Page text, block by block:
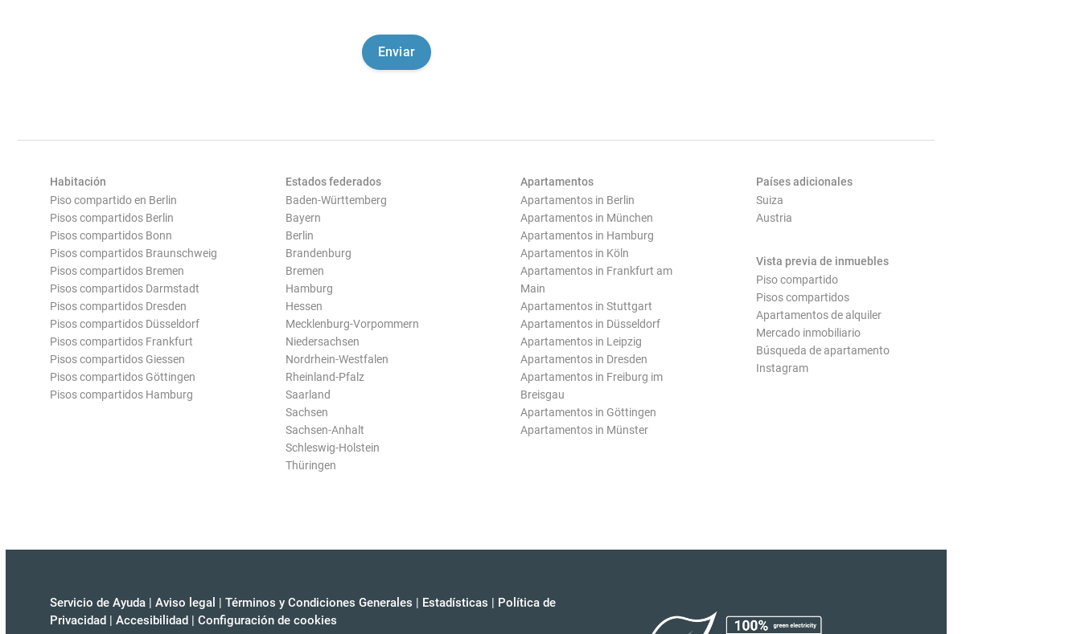
Habitación
Piso compartido en Berlin
Pisos compartidos Berlin
Pisos compartidos Bonn
Pisos compartidos Braunschweig
Pisos compartidos Bremen
Pisos compartidos Darmstadt
Pisos compartidos Dresden
Pisos compartidos Düsseldorf
Pisos compartidos Frankfurt
Pisos compartidos Giessen
Pisos compartidos Göttingen
Pisos compartidos Hamburg
Estados federados
Baden-Württemberg
Bayern
Berlin
Brandenburg
Bremen
Hamburg
Hessen
Mecklenburg-Vorpommern
Niedersachsen
Nordrhein-Westfalen
Rheinland-Pfalz
Saarland
Sachsen
Sachsen-Anhalt
Schleswig-Holstein
Thüringen
Apartamentos
Apartamentos in Berlin
Apartamentos in München
Apartamentos in Hamburg
Apartamentos in Köln
Apartamentos in Frankfurt am
Main
Apartamentos in Stuttgart
Apartamentos in Düsseldorf
Apartamentos in Leipzig
Apartamentos in Dresden
Apartamentos in Freiburg im
Breisgau
Apartamentos in Göttingen
Apartamentos in Münster
Países adicionales
Suiza
Austria
Vista previa de inmuebles
Piso compartido
Pisos compartidos
Apartamentos de alquiler
Mercado inmobiliario
Búsqueda de apartamento
Instagram
Servicio de Ayuda | Aviso legal | Términos y Condiciones Generales | Estadísticas | Política de
Privacidad | Accesibilidad | Configuración de cookies